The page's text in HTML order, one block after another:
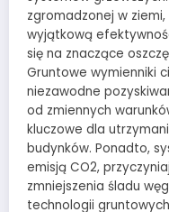
zgromadzonej w
wyjątkową
się na znaczące
Gruntowe wymienniki
niezawodne
od zmiennych
kluczowe dla
budynków. Ponadto,
emisją CO2,
zmniejszenia śladu
technologii